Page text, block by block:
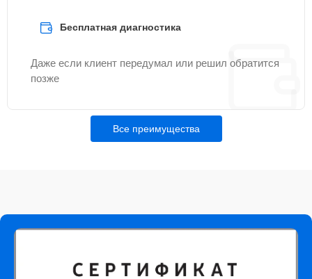
Бесплатная диагностика
Даже если клиент передумал или решил обратится
позже
Все преимущества